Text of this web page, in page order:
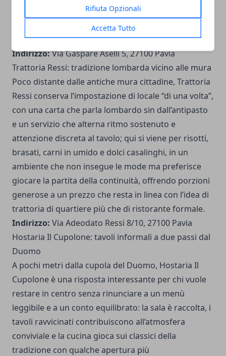
Rifiuta Opzionali
Accetta Tutto
accanto a medici, infermieri e residenti del quartiere,
con un conto che resta sorprendentemente onesto
rispetto alla quantità nel piatto.
Indirizzo:Via Gaspare Aselli 5, 27100 Pavia
Trattoria Ressi: tradizione lombarda vicino alle mura
Poco distante dalle antiche mura cittadine, Trattoria
Ressi conserva l’impostazione di locale “di una volta”,
con una carta che parla lombardo sin dall’antipasto
e un servizio che alterna ritmo sostenuto e
attenzione discreta al tavolo; qui si viene per risotti,
brasati, carni in umido e dolci casalinghi, in un
ambiente che non insegue le mode ma preferisce
giocare la partita della continuità, offrendo porzioni
generose a un prezzo che resta in linea con l’idea di
trattoria di quartiere più che di ristorante formale.
Indirizzo: Via Adeodato Ressi 8/10, 27100 Pavia
Hostaria Il Cupolone: tavoli informali a due passi dal
Duomo
A pochi metri dalla cupola del Duomo, Hostaria Il
Cupolone è una risposta interessante per chi vuole
restare in centro senza rinunciare a un menù
leggibile e a un conto equilibrato: la sala è raccolta, i
tavoli ravvicinati contribuiscono all’atmosfera
conviviale e la cucina gioca sui classici della
tradizione con qualche apertura più